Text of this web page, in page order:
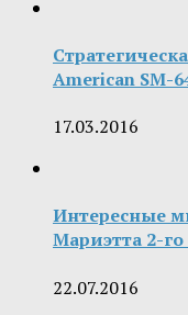
American SM-
17.03.2016
Интересные
Мариэтта 2-
22.07.2016